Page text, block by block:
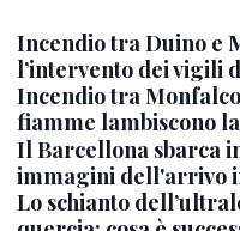
Incendio tra Duino e
l’intervento dei vigili
Incendio tra
fiamme lambiscono
Il Barcellona sbarca
immagini dell'arrivo
Lo schianto